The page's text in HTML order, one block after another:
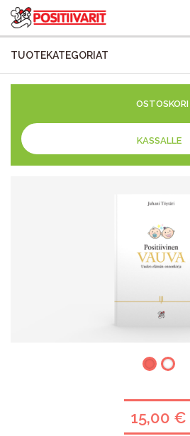
TUOTEKATEGORIAT
OSTOSKORI
KASSALLE
15,00 €